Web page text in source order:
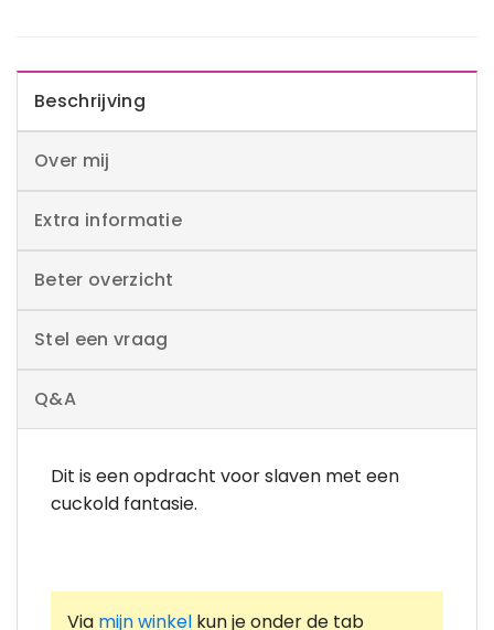
Beschrijving
Over mij
Extra informatie
Beter overzicht
Stel een vraag
Q&A
Dit is een opdracht voor slaven met een
cuckold fantasie.
Via mijn winkel kun je onder de tab